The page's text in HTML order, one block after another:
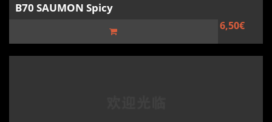
B70 SAUMON Spicy
6,50€